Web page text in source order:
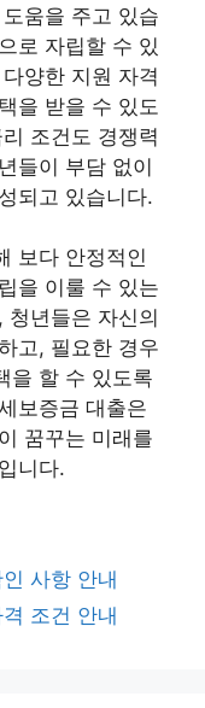
움을 주고 있습
로 자립할 수 있
양한 지원 자격
을 받을 수 있도
조건도 경쟁력
들이 부담 없이
되고 있습니다.
보다 안정적인
을 이룰 수 있는
년들은 자신의
고, 필요한 경우
을 할 수 있도록
보증금 대출은
꿈꾸는 미래를
니다.
사항 안내
조건 안내